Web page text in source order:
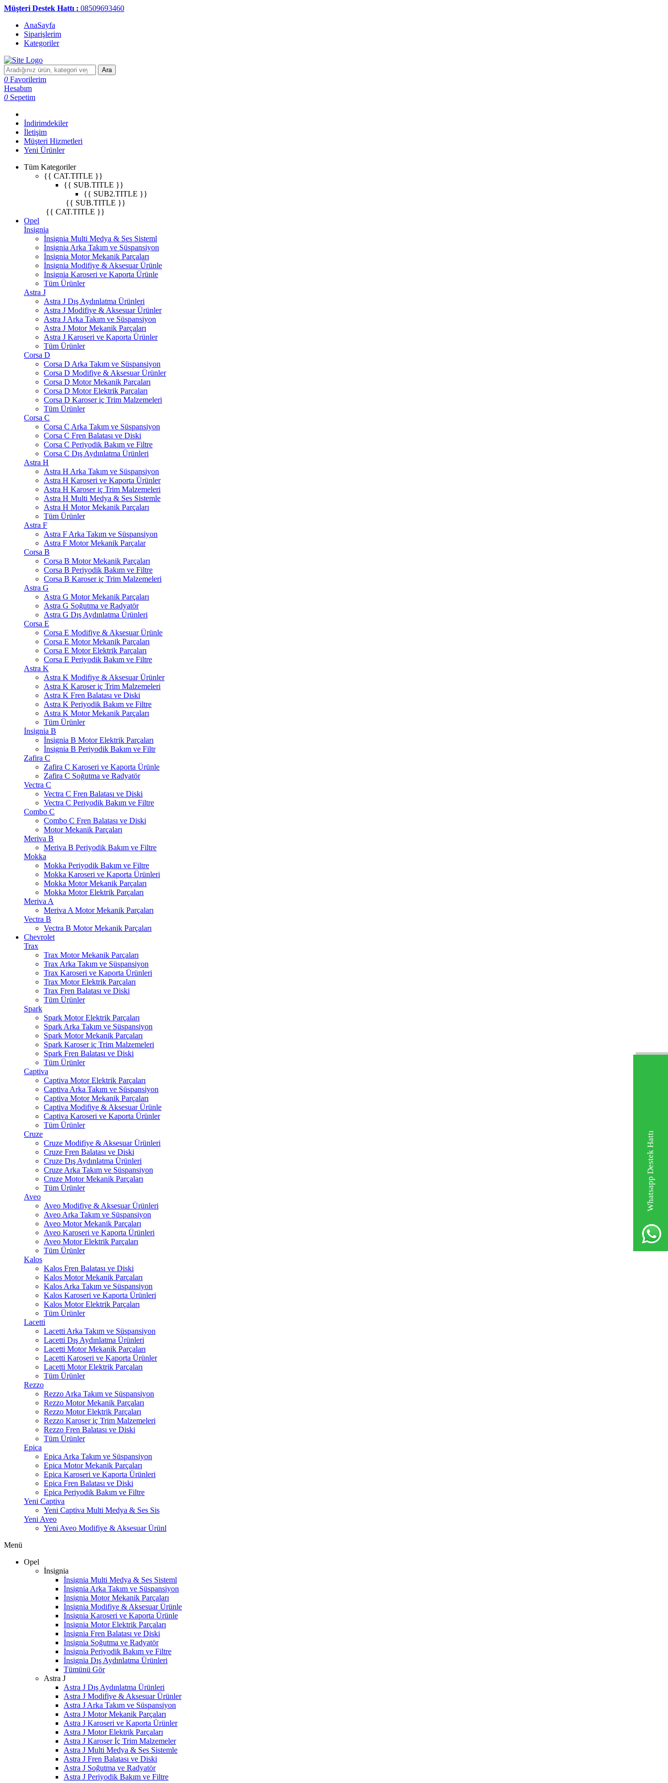
Whatsapp Destek Hattı
Müşteri Destek Hattı : 08509693460
AnaSayfa
Siparişlerim
Kategoriler
Ara
0 Favorilerim
Hesabım
0 Sepetim
İndirimdekiler
İletişim
Müşteri Hizmetleri
Yeni Ürünler
Tüm Kategoriler
{{ CAT.TITLE }}
{{ SUB.TITLE }}
{{ SUB2.TITLE }}
{{ SUB.TITLE }}
{{ CAT.TITLE }}
Opel
İnsignia
İnsignia Multi Medya & Ses Sisteml
İnsignia Arka Takım ve Süspansiyon
İnsignia Motor Mekanik Parçaları
İnsignia Modifiye & Aksesuar Ürünle
İnsignia Karoseri ve Kaporta Ürünle
Tüm Ürünler
Astra J
Astra J Dış Aydınlatma Ürünleri
Astra J Modifiye & Aksesuar Ürünler
Astra J Arka Takım ve Süspansiyon
Astra J Motor Mekanik Parçaları
Astra J Karoseri ve Kaporta Ürünler
Tüm Ürünler
Corsa D
Corsa D Arka Takım ve Süspansiyon
Corsa D Modifiye & Aksesuar Ürünler
Corsa D Motor Mekanik Parçaları
Corsa D Motor Elektrik Parçaları
Corsa D Karoser iç Trim Malzemeleri
Tüm Ürünler
Corsa C
Corsa C Arka Takım ve Süspansiyon
Corsa C Fren Balatası ve Diski
Corsa C Periyodik Bakım ve Filtre
Corsa C Dış Aydınlatma Ürünleri
Astra H
Astra H Arka Takım ve Süspansiyon
Astra H Karoseri ve Kaporta Ürünler
Astra H Karoser iç Trim Malzemeleri
Astra H Multi Medya & Ses Sistemle
Astra H Motor Mekanik Parçaları
Tüm Ürünler
Astra F
Astra F Arka Takım ve Süspansiyon
Astra F Motor Mekanik Parçalar
Corsa B
Corsa B Motor Mekanik Parçaları
Corsa B Periyodik Bakım ve Filtre
Corsa B Karoser iç Trim Malzemeleri
Astra G
Astra G Motor Mekanik Parçaları
Astra G Soğutma ve Radyatör
Astra G Dış Aydınlatma Ürünleri
Corsa E
Corsa E Modifiye & Aksesuar Ürünle
Corsa E Motor Mekanik Parçaları
Corsa E Motor Elektrik Parçaları
Corsa E Periyodik Bakım ve Filtre
Astra K
Astra K Modifiye & Aksesuar Ürünler
Astra K Karoser iç Trim Malzemeleri
Astra K Fren Balatası ve Diski
Astra K Periyodik Bakım ve Filtre
Astra K Motor Mekanik Parçaları
Tüm Ürünler
İnsignia B
İnsignia B Motor Elektrik Parçaları
İnsignia B Periyodik Bakım ve Filtr
Zafira C
Zafira C Karoseri ve Kaporta Ürünle
Zafira C Soğutma ve Radyatör
Vectra C
Vectra C Fren Balatası ve Diski
Vectra C Periyodik Bakım ve Filtre
Combo C
Combo C Fren Balatası ve Diski
Motor Mekanik Parçaları
Meriva B
Meriva B Periyodik Bakım ve Filtre
Mokka
Mokka Periyodik Bakım ve Filtre
Mokka Karoseri ve Kaporta Ürünleri
Mokka Motor Mekanik Parçaları
Mokka Motor Elektrik Parçaları
Meriva A
Meriva A Motor Mekanik Parçaları
Vectra B
Vectra B Motor Mekanik Parçaları
Chevrolet
Trax
Trax Motor Mekanik Parçaları
Trax Arka Takım ve Süspansiyon
Trax Karoseri ve Kaporta Ürünleri
Trax Motor Elektrik Parçaları
Trax Fren Balatası ve Diski
Tüm Ürünler
Spark
Spark Motor Elektrik Parçaları
Spark Arka Takım ve Süspansiyon
Spark Motor Mekanik Parçaları
Spark Karoser iç Trim Malzemeleri
Spark Fren Balatası ve Diski
Tüm Ürünler
Captiva
Captiva Motor Elektrik Parçaları
Captiva Arka Takım ve Süspansiyon
Captiva Motor Mekanik Parçaları
Captiva Modifiye & Aksesuar Ürünle
Captiva Karoseri ve Kaporta Ürünler
Tüm Ürünler
Cruze
Cruze Modifiye & Aksesuar Ürünleri
Cruze Fren Balatası ve Diski
Cruze Dış Aydınlatma Ürünleri
Cruze Arka Takım ve Süspansiyon
Cruze Motor Mekanik Parçaları
Tüm Ürünler
Aveo
Aveo Modifiye & Aksesuar Ürünleri
Aveo Arka Takım ve Süspansiyon
Aveo Motor Mekanik Parçaları
Aveo Karoseri ve Kaporta Ürünleri
Aveo Motor Elektrik Parçaları
Tüm Ürünler
Kalos
Kalos Fren Balatası ve Diski
Kalos Motor Mekanik Parçaları
Kalos Arka Takım ve Süspansiyon
Kalos Karoseri ve Kaporta Ürünleri
Kalos Motor Elektrik Parçaları
Tüm Ürünler
Lacetti
Lacetti Arka Takım ve Süspansiyon
Lacetti Dış Aydınlatma Ürünleri
Lacetti Motor Mekanik Parçaları
Lacetti Karoseri ve Kaporta Ürünler
Lacetti Motor Elektrik Parçaları
Tüm Ürünler
Rezzo
Rezzo Arka Takım ve Süspansiyon
Rezzo Motor Mekanik Parçaları
Rezzo Motor Elektrik Parçaları
Rezzo Karoser iç Trim Malzemeleri
Rezzo Fren Balatası ve Diski
Tüm Ürünler
Epica
Epica Arka Takım ve Süspansiyon
Epica Motor Mekanik Parçaları
Epica Karoseri ve Kaporta Ürünleri
Epica Fren Balatası ve Diski
Epica Periyodik Bakım ve Filtre
Yeni Captiva
Yeni Captiva Multi Medya & Ses Sis
Yeni Aveo
Yeni Aveo Modifiye & Aksesuar Ürünl
Menü
Opel
İnsignia
İnsignia Multi Medya & Ses Sisteml
İnsignia Arka Takım ve Süspansiyon
İnsignia Motor Mekanik Parçaları
İnsignia Modifiye & Aksesuar Ürünle
İnsignia Karoseri ve Kaporta Ürünle
İnsignia Motor Elektrik Parçaları
İnsignia Fren Balatası ve Diski
İnsignia Soğutma ve Radyatör
İnsignia Periyodik Bakım ve Filtre
İnsignia Dış Aydınlatma Ürünleri
Tümünü Gör
Astra J
Astra J Dış Aydınlatma Ürünleri
Astra J Modifiye & Aksesuar Ürünler
Astra J Arka Takım ve Süspansiyon
Astra J Motor Mekanik Parçaları
Astra J Karoseri ve Kaporta Ürünler
Astra J Motor Elektrik Parçaları
Astra J Karoser İç Trim Malzemeler
Astra J Multi Medya & Ses Sistemle
Astra J Fren Balatası ve Diski
Astra J Soğutma ve Radyatör
Astra J Periyodik Bakım ve Filtre